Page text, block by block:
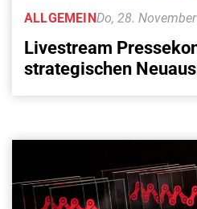
Do, 28.
ALLGEMEIN
Livestream
strategischen